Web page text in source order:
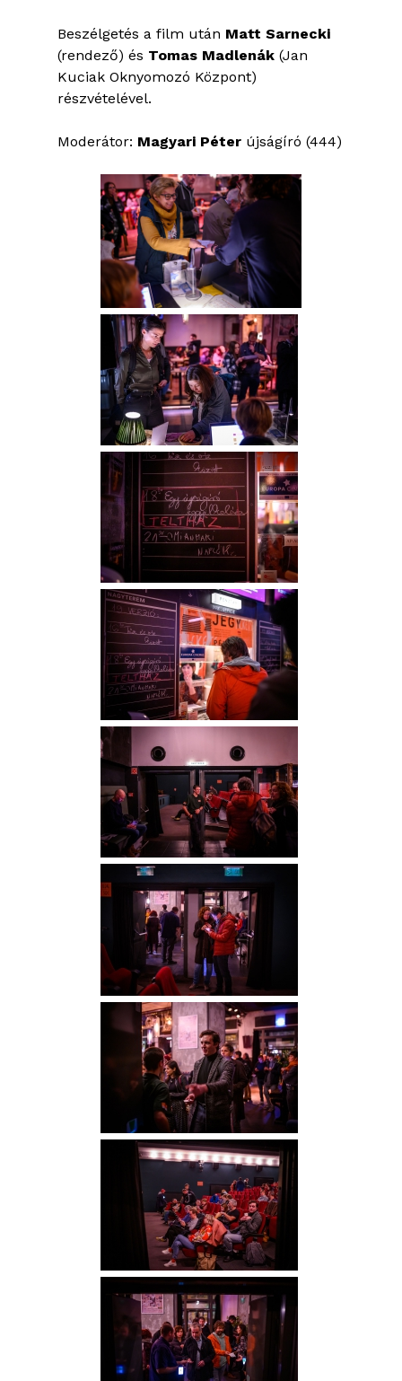
Beszélgetés a film után Matt Sarnecki
(rendező) és Tomas Madlenák (Jan
Kuciak Oknyomozó Központ)
részvételével.
Moderátor: Magyari Péter újságíró (444)